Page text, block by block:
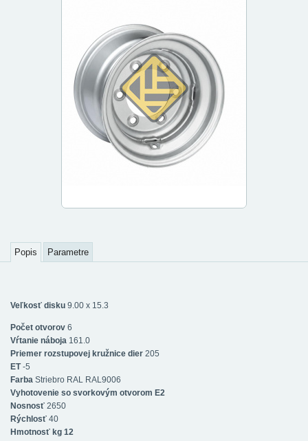
Popis Parametre
Veľkosť disku 9.00 x 15.3
Počet otvorov 6
Vŕtanie náboja 161.0
Priemer rozstupovej kružnice dier 205
ET-5
Farba Striebro RAL RAL9006
Vyhotovenie so svorkovým otvorom E2
Nosnosť 2650
Rýchlosť 40
Hmotnosť kg 12